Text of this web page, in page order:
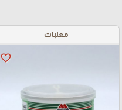
معلبات
favorite_border